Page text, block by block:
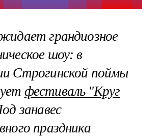
грандиозное
шоу: в
Строгинской поймы
фестиваль "Круг
занавес
праздника